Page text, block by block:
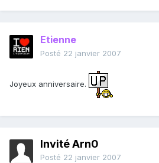
Etienne
Posté 22 janvier 2007
Joyeux anniversaire.
Invité Arn0
Posté 22 janvier 2007